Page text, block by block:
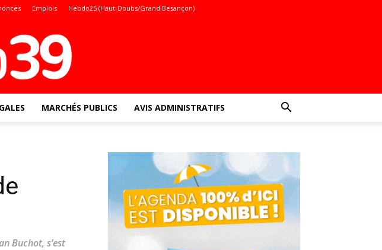
Emplois Hebdo25 (Haut-Doubs/Grand Besançon)
MARCHÉS PUBLICS AVIS ADMINISTRATIFS
Buchot, s’est